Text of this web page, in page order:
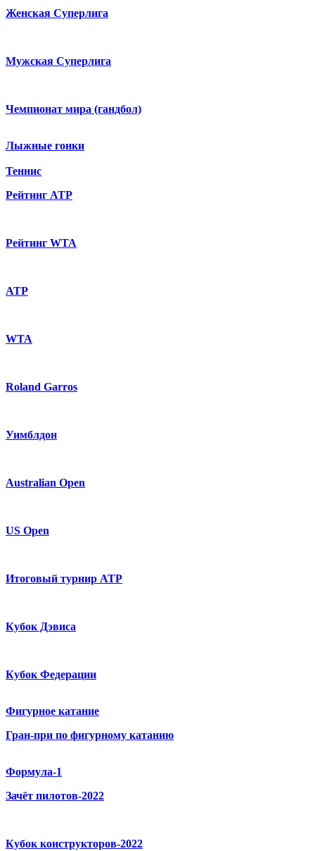
Женская Суперлига
Мужская Суперлига
Чемпионат мира (гандбол)
Лыжные гонки
Теннис
Рейтинг ATP
Рейтинг WTA
ATP
WTA
Roland Garros
Уимблдон
Australian Open
US Open
Итоговый турнир ATP
Кубок Дэвиса
Кубок Федерации
Фигурное катание
Гран-при по фигурному катанию
Формула-1
Зачёт пилотов-2022
Кубок конструкторов-2022